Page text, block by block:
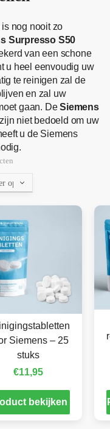
nog nooit zo
Surpresso S50
van een schone
u heel eenvoudig uw
te reinigen zal de
en zal uw
gaan. DeSiemens
zijn niet bedoeld om uw
u de Siemens
Siemens – 25
stuks
€11,95
bekijken